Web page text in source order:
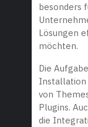
besonders
Lösungen
möchten.
Die
Installation
von
Plugins.
die